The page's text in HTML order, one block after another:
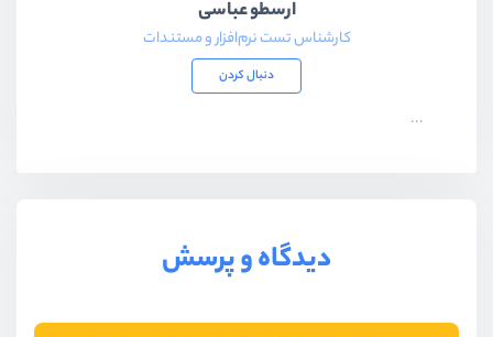
ارسطو عباسی
کارشناس تست نرم‌افزار و مستندات
دنبال کردن
...
دیدگاه و پرسش